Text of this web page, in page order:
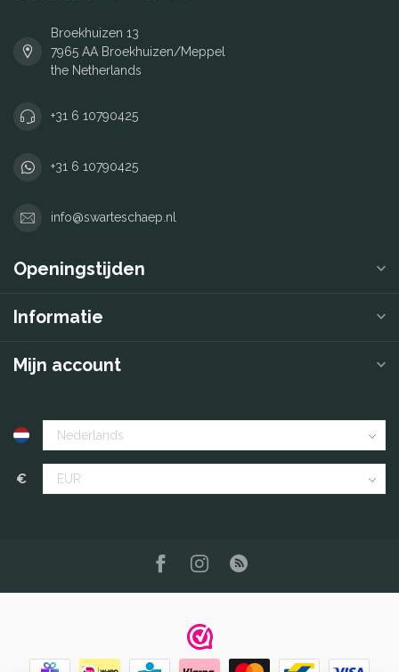
Broekhuizen 13
7965 AA Broekhuizen/Meppel
the Netherlands
+31 6 10790425
+31 6 10790425
info@swarteschaep.nl
Openingstijden
Informatie
Mijn account
€